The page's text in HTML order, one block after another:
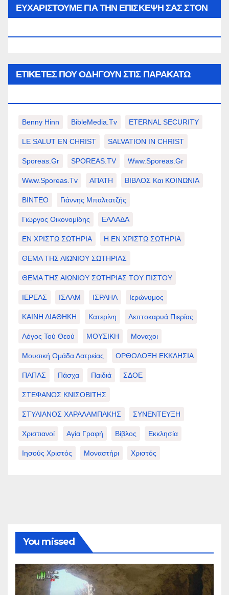
ΕΥΧΑΡΙΣΤΟΥΜΕ ΓΙΑ ΤΗΝ ΕΠΙΣΚΕΨΗ ΣΑΣ ΣΤΟΝ
ΕΤΙΚΈΤΕΣ ΠΟΥ ΟΔΗΓΟΎΝ ΣΤΙΣ ΠΑΡΑΚΆΤΩ
Benny Hinn BibleMedia.tv ETERNAL SECURITY
LE SALUT EN CHRIST SALVATION IN CHRIST
Sporeas.gr SPOREAS.TV Www.sporeas.gr
Www.sporeas.tv ΑΠΑΤΗ ΒΙΒΛΟΣ Και ΚΟΙΝΩΝΙΑ
ΒΙΝΤΕΟ Γιάννης Μπαλτατζής
Γιώργος Οικονομίδης ΕΛΛΑΔΑ
ΕΝ ΧΡΙΣΤΩ ΣΩΤΗΡΙΑ Η ΕΝ ΧΡΙΣΤΩ ΣΩΤΗΡΙΑ
ΘΕΜΑ ΤΗΣ ΑΙΩΝΙΟΥ ΣΩΤΗΡΙΑΣ
ΘΕΜΑ ΤΗΣ ΑΙΩΝΙΟΥ ΣΩΤΗΡΙΑΣ ΤΟΥ ΠΙΣΤΟΥ
ΙΕΡΕΑΣ ΙΣΛΑΜ ΙΣΡΑΗΛ Ιερώνυμος
ΚΑΙΝΗ ΔΙΑΘΗΚΗ Κατερίνη Λεπτοκαρυά Πιερίας
Λόγος Τού Θεού ΜΟΥΣΙΚΗ Μοναχοι
Μουσική Ομάδα Λατρείας ΟΡΘΟΔΟΞΗ ΕΚΚΛΗΣΙΑ
ΠΑΠΑΣ Πάσχα Παιδιά ΣΔΟΕ
ΣΤΕΦΑΝΟΣ ΚΝΙΣΟΒΙΤΗΣ
ΣΤΥΛΙΑΝΟΣ ΧΑΡΑΛΑΜΠΑΚΗΣ ΣΥΝΕΝΤΕΥΞΗ
Χριστιανοί Αγία Γραφή Βίβλος Εκκλησία
Ιησούς Χριστός Μοναστήρι Χριστός
You missed